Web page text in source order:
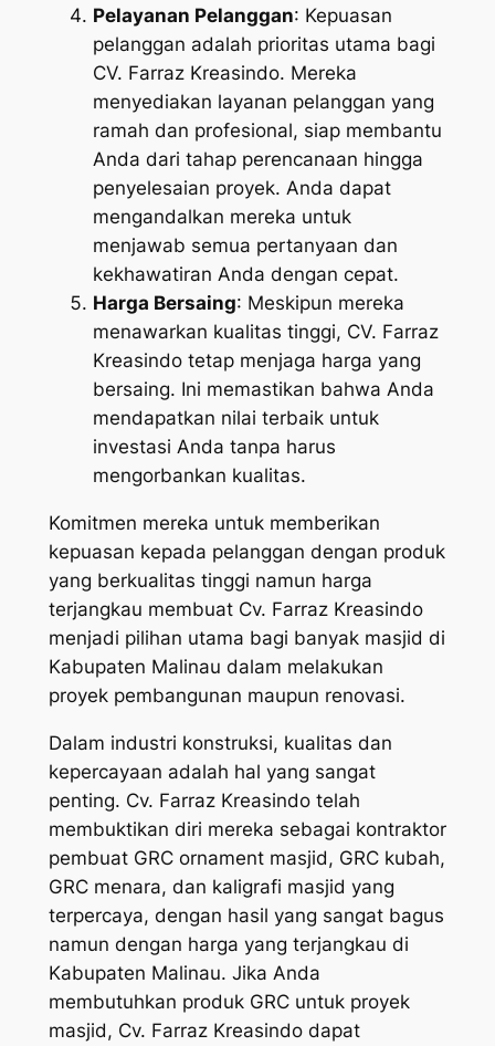
Pelayanan Pelanggan: Kepuasan
pelanggan adalah prioritas utama bagi
CV. Farraz Kreasindo. Mereka
menyediakan layanan pelanggan yang
ramah dan profesional, siap membantu
Anda dari tahap perencanaan hingga
penyelesaian proyek. Anda dapat
mengandalkan mereka untuk
menjawab semua pertanyaan dan
kekhawatiran Anda dengan cepat.
Harga Bersaing: Meskipun mereka
menawarkan kualitas tinggi, CV. Farraz
Kreasindo tetap menjaga harga yang
bersaing. Ini memastikan bahwa Anda
mendapatkan nilai terbaik untuk
investasi Anda tanpa harus
mengorbankan kualitas.
Komitmen mereka untuk memberikan
kepuasan kepada pelanggan dengan produk
yang berkualitas tinggi namun harga
terjangkau membuat Cv. Farraz Kreasindo
menjadi pilihan utama bagi banyak masjid di
Kabupaten Malinau dalam melakukan
proyek pembangunan maupun renovasi.
Dalam industri konstruksi, kualitas dan
kepercayaan adalah hal yang sangat
penting. Cv. Farraz Kreasindo telah
membuktikan diri mereka sebagai kontraktor
pembuat GRC ornament masjid, GRC kubah,
GRC menara, dan kaligrafi masjid yang
terpercaya, dengan hasil yang sangat bagus
namun dengan harga yang terjangkau di
Kabupaten Malinau. Jika Anda
membutuhkan produk GRC untuk proyek
masjid, Cv. Farraz Kreasindo dapat